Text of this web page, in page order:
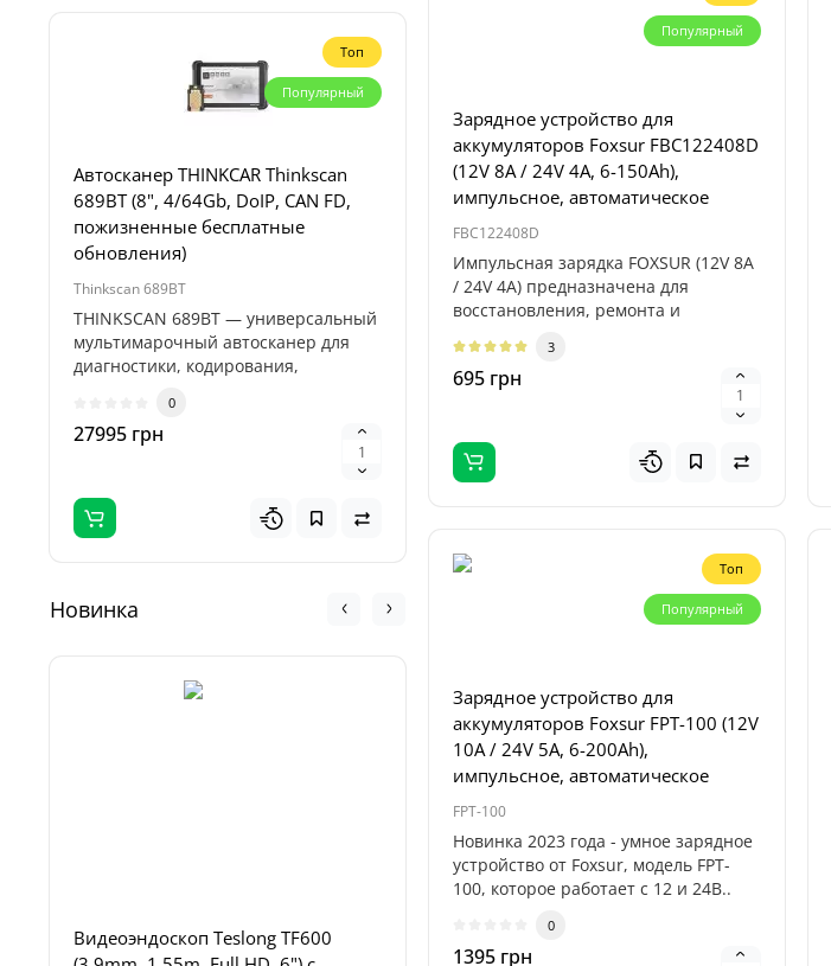
Топ
Популярный
Автосканер THINKCAR Thinkscan
689BT (8", 4/64Gb, DoIP, CAN FD,
пожизненные бесплатные
обновления)
Thinkscan 689BT
THINKSCAN 689BT — универсальный
мультимарочный автосканер для
диагностики, кодирования,
0
27995 грн
Топ
Пуско-зарядное устройство
Profiline Titan 32000 (32000mAh,
4000А, 12V, 118.4Wh)
Titan 32000
Пуско-зарядное устройство Profiline
Titan 32000 — мощный
профессиональный бустер,
предназначенный дл..
Новинка
Видеоэндоскоп Teslong TF600
Комплект зеркал Teslong 5-Mirror
Популярный
Зарядное устройство для
аккумуляторов Foxsur FBC122408D
(12V 8A / 24V 4A, 6-150Ah),
импульсное, автоматическое
FBC122408D
Импульсная зарядка FOXSUR (12V 8A
/ 24V 4A) предназначена для
восстановления, ремонта и
3
695 грн
Топ
Популярный
Зарядное устройство для
аккумуляторов Foxsur FPT-100 (12V
10A / 24V 5A, 6-200Ah),
импульсное, автоматическое
FPT-100
Новинка 2023 года - умное зарядное
устройство от Foxsur, модель FPT-
100, которое работает с 12 и 24В..
0
1395 грн